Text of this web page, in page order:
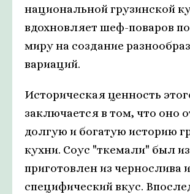
национальной грузинской
вдохновляет шеф-поваров
миру на создание
вариаций.
Историческая ценность
заключается в том, что оно
долгую и богатую историю
кухни. Соус "ткемали" был
приготовлен из чернослива
специфический вкус.